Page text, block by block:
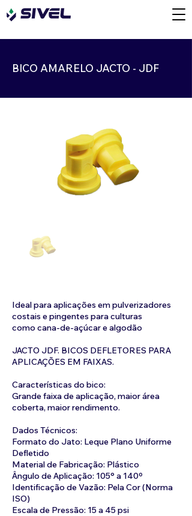
BICO AMARELO JACTO - JDF
Ideal para aplicações em pulverizadores
costais e pingentes para culturas
como cana-de-açúcar e algodão
JACTO JDF. BICOS DEFLETORES PARA
APLICAÇÕES EM FAIXAS.
Características do bico:
Grande faixa de aplicação, maior área
coberta, maior rendimento.
Dados Técnicos:
Formato do Jato: Leque Plano Uniforme
Defletido
Material de Fabricação: Plástico
Ângulo de Aplicação: 105° a 140º
Identificação de Vazão: Pela Cor (Norma
ISO)
Escala de Pressão: 15 a 45 psi